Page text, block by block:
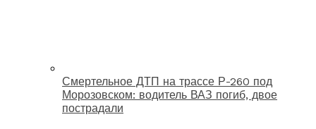
Смертельное ДТП на трассе Р-260 под
Морозовском: водитель ВАЗ погиб, двое
пострадали